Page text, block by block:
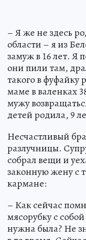
– Я же не здесь
области – я из
замуж в 16 лет. Я
они пили там,
такого в фуфайку
маме в валенках
мужу
детей родила, 9
Несчастливый
разлучницы.
собрал вещи и
законную жену с
кармане:
– Как сейчас
мясорубку с
нужна была? Не